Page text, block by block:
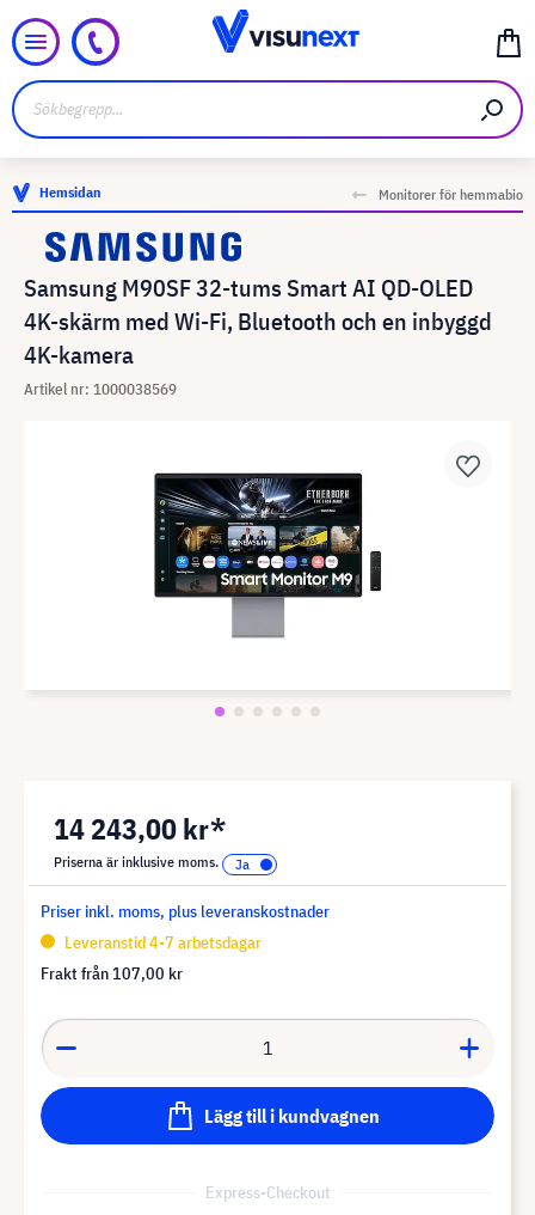
Hemsidan Monitorer för hemmabio
Samsung M90SF 32-tums Smart AI QD-OLED
4K-skärm med Wi-Fi, Bluetooth och en inbyggd
4K-kamera
Artikel nr: 1000038569
14 243,00 kr*
Priserna är inklusive moms.
Priser inkl. moms, plus leveranskostnader
Leveranstid 4-7 arbetsdagar
Frakt från 107,00 kr
Lägg till i kundvagnen
Express-Checkout